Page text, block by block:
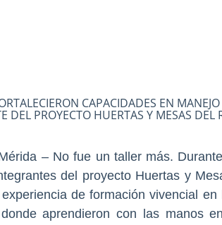
CAPACIDADES EN
DEL PROYECTO HUERTAS Y MESAS DEL
– No fue un taller más.
del proyecto Huertas y
de formación vivencial en
aprendieron con las manos